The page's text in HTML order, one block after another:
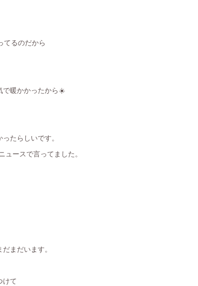
てるのだから
で暖かかったから☀️
たらしいです。
ースで言ってました。
まだいます。
けて